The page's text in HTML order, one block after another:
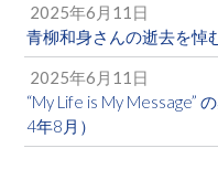
2025年6月11日
青柳和身さんの逝去を悼
2025年6月11日
“My Life is My Message”
4年8月）